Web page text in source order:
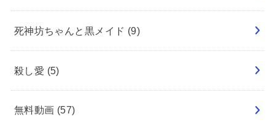
死神坊ちゃんと黒メイド (9)
殺し愛 (5)
無料動画 (57)